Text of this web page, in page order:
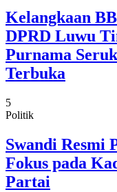
Kelangkaan
DPRD Luwu
Purnama
Terbuka
5
Politik
Swandi Resmi
Fokus pada
Partai